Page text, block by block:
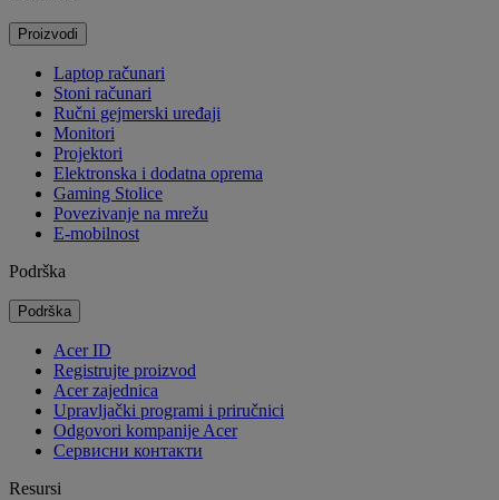
Proizvodi
Laptop računari
Stoni računari
Ručni gejmerski uređaji
Monitori
Projektori
Elektronska i dodatna oprema
Gaming Stolice
Povezivanje na mrežu
E-mobilnost
Podrška
Podrška
Acer ID
Registrujte proizvod
Acer zajednica
Upravljački programi i priručnici
Odgovori kompanije Acer
Cервисни контакти
Resursi